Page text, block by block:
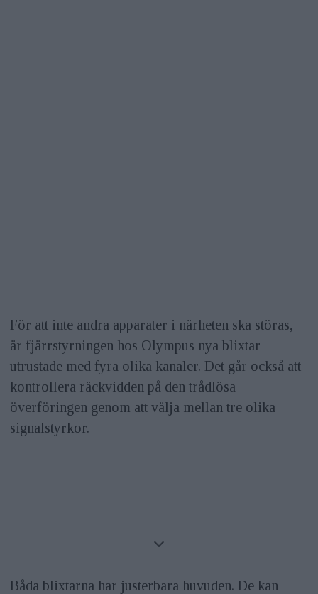
För att inte andra apparater i närheten ska störas,
är fjärrstyrningen hos Olympus nya blixtar
utrustade med fyra olika kanaler. Det går också att
kontrollera räckvidden på den trådlösa
överföringen genom att välja mellan tre olika
signalstyrkor.
Båda blixtarna har justerbara huvuden. De kan